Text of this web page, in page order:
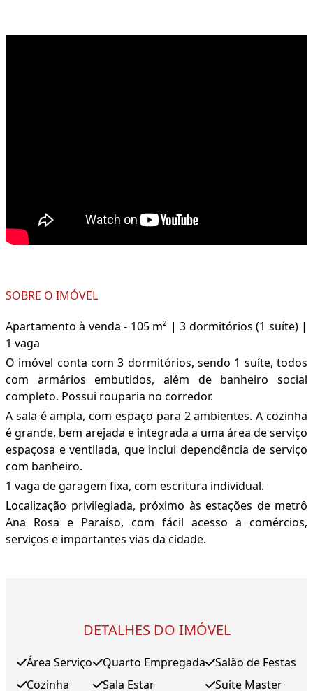
SOBRE O IMÓVEL
Apartamento à venda - 105 m² | 3 dormitórios (1 suíte) |
1 vaga
O imóvel conta com 3 dormitórios, sendo 1 suíte, todos
com armários embutidos, além de banheiro social
completo. Possui rouparia no corredor.
A sala é ampla, com espaço para 2 ambientes. A cozinha
é grande, bem arejada e integrada a uma área de serviço
espaçosa e ventilada, que inclui dependência de serviço
com banheiro.
1 vaga de garagem fixa, com escritura individual.
Localização privilegiada, próximo às estações de metrô
Ana Rosa e Paraíso, com fácil acesso a comércios,
serviços e importantes vias da cidade.
DETALHES DO IMÓVEL
Área Serviço
Cozinha
Quarto Empregada
Sala Estar
Salão de Festas
Suite Master